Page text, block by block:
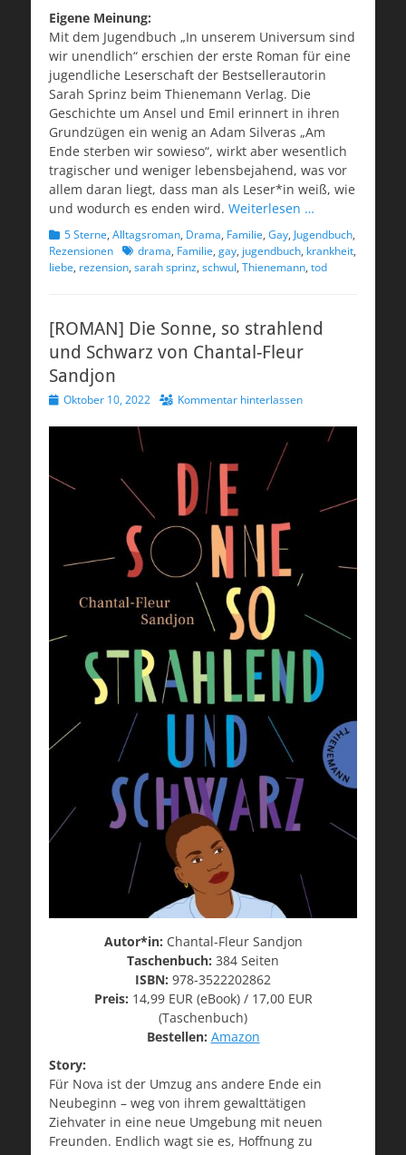
Eigene Meinung:
Mit dem Jugendbuch „In unserem Universum sind
wir unendlich“ erschien der erste Roman für eine
jugendliche Leserschaft der Bestsellerautorin
Sarah Sprinz beim Thienemann Verlag. Die
Geschichte um Ansel und Emil erinnert in ihren
Grundzügen ein wenig an Adam Silveras „Am
Ende sterben wir sowieso“, wirkt aber wesentlich
tragischer und weniger lebensbejahend, was vor
allem daran liegt, dass man als Leser*in weiß, wie
und wodurch es enden wird. Weiterlesen …
Kategorien
5 Sterne, Alltagsroman, Drama, Familie, Gay, Jugendbuch,
Rezensionen Schlagworte
drama, Familie, gay, jugendbuch, krankheit,
liebe, rezension, sarah sprinz, schwul, Thienemann, tod
[ROMAN] Die Sonne, so strahlend
und Schwarz von Chantal-Fleur
Sandjon
Veröffentlicht
Oktober 10, 2022 Kommentar hinterlassen
Autor*in: Chantal-Fleur Sandjon
Taschenbuch: 384 Seiten
ISBN: 978-3522202862
Preis: 14,99 EUR (eBook) / 17,00 EUR
(Taschenbuch)
Bestellen: Amazon
Story:
Für Nova ist der Umzug ans andere Ende ein
Neubeginn – weg von ihrem gewalttätigen
Ziehvater in eine neue Umgebung mit neuen
Freunden. Endlich wagt sie es, Hoffnung zu